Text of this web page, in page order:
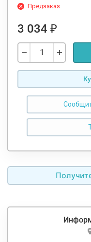
Предзаказ
3 034 ₽